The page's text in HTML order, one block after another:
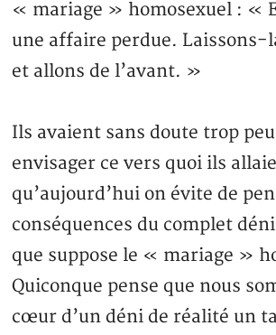
« mariage » homosexuel : «
une affaire perdue. Laissons-
et allons de l’avant. »
Ils avaient sans doute trop
envisager ce vers quoi ils
qu’aujourd’hui on évite de
conséquences du complet
que suppose le « mariage »
Quiconque pense que nous
cœur d’un déni de réalité un